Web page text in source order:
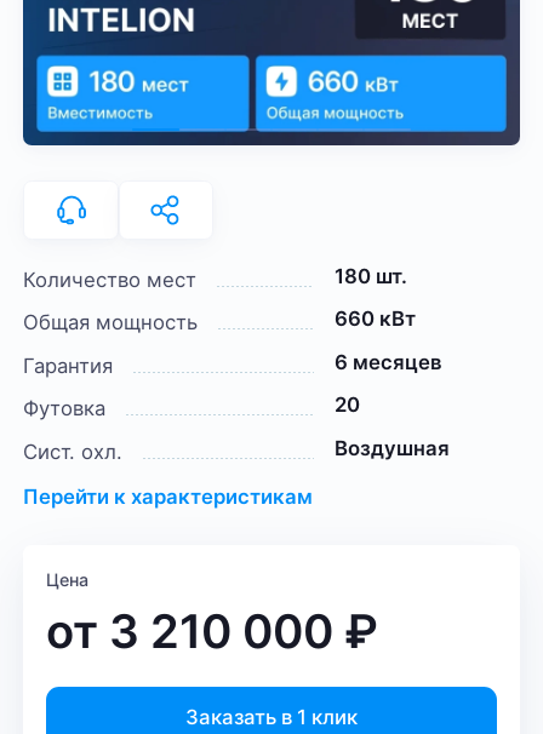
Количество мест
180 шт.
Общая мощность
660 кВт
Гарантия
6 месяцев
Футовка
20
Сист. охл.
Воздушная
Перейти к характеристикам
Цена
от 3 210 000 ₽
Заказать в 1 клик